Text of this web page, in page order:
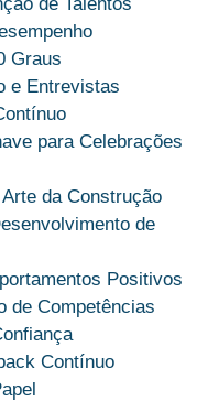
Graus
e Entrevistas
para Celebrações
da Construção
de
Positivos
de Competências
Contínuo